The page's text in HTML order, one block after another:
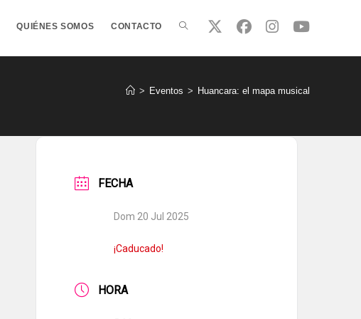
QUIÉNES SOMOS CONTACTO ALTERNAR
> Eventos > Huancara: el mapa musical
FECHA
Dom 20 Jul 2025
¡Caducado!
HORA